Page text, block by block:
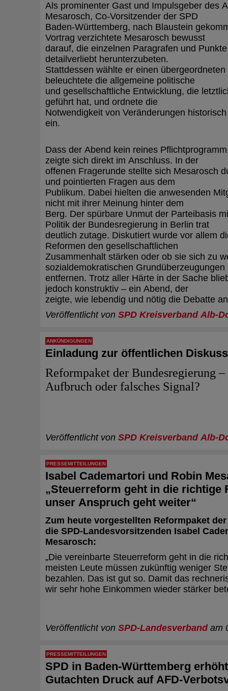
Als prominenter Gast und Impulsgeber des
Mesarosch, Co-Vorsitzender der SPD
Baden-Württemberg, nach Blaustein
Vortrag verzichtete Mesarosch bewusst
darauf, die einzelnen Paragrafen und
detailverliebt herunterzubeten.
Stattdessen wählte er einen
beleuchtete die allgemeine politische
und gesellschaftliche Entwicklung, die
geführt hat, und ordnete die
Notwendigkeit von Veränderungen
ein.
Dass der Abend kein reines
zeigte sich direkt im Anschluss. In der
offenen Fragerunde stellte sich Mesarosch
und pointierten Fragen aus dem
Publikum. Dabei hielten die anwesenden
nicht mit ihrer Meinung hinter dem
Berg. Der spürbare Unmut der Parteibasis
Politik der Bundesregierung in Berlin trat
deutlich zutage. Diskutiert wurde vor allem
Reformen den gesellschaftlichen
Zusammenhalt stärken oder ob sie sich zu
sozialdemokratischen Grundüberzeugungen
entfernen. Trotz aller Härte in der Sache
jedoch konstruktiv – ein Abend, der
zeigte, wie lebendig und nötig die Debatte
Veröffentlicht von SPD Kreisverband Alb-
ANKÜNDIGUNGEN
Einladung zur öffentlichen
Reformpaket der Bundesregierung –
Aufbruch oder falsches Signal?
Veröffentlicht von SPD Kreisverband Alb-
PRESSEMITTEILUNGEN
Isabel Cademartori und Robin
„Steuerreform geht in die richtige
unser Anspruch geht weiter“
Zum heute vorgestellten Reformpaket
die SPD-Landesvorsitzenden Isabel
Mesarosch:
„Die vereinbarte Steuerreform geht in die
meisten Leute müssen zukünftig weniger
bezahlen. Das ist gut so. Damit das
wir sehr hohe Einkommen wieder stärker
Veröffentlicht von SPD-Landesverbandam
PRESSEMITTEILUNGEN
SPD in Baden-Württemberg
Gutachten Druck auf AFD-